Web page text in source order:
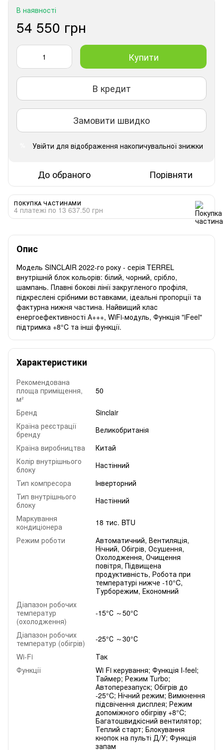
В наявності
54 550 грн
Купити
В кредит
Замовити швидко
Увійти для відображення накопичувальної знижки
До обраного Порівняти
ПОКУПКА ЧАСТИНАМИ
4 платежі по 13 637.50 грн
Опис
Модель SINCLAIR 2022-го року - серія TERREL
внутрішній блок кольорів: білий, чорний, срібло,
шампань. Плавні бокові лінії закругленого профіля,
підкреслені срібними вставками, ідеальні пропорції та
фактурна нижня частина. Найвищий клас
енергоефективності А+++, WiFi-модуль, Функція "iFeel"
підтримка +8°C та інші функції.
Характеристики
Рекомендована
площа приміщення,
м²
50
Бренд
Sinclair
Країна реєстрації
бренду
Великобританія
Країна виробництва
Китай
Колір внутрішнього
блоку
Настінний
Тип компресора
Інверторний
Тип внутрішнього
блоку
Настінний
Маркування
кондиціонера
18 тис. BTU
Режим роботи
Автоматичний, Вентиляція,
Нічний, Обігрів, Осушення,
Охолодження, Очищення
повітря, Підвищена
продуктивність, Робота при
температурі нижче -10°C,
Турборежим, Економний
Діапазон робочих
температур
(охолодження)
-15°С ～50°С
Діапазон робочих
температур (обігрів)
-25°С ～30°С
Wi-Fi
Так
Функції
Wi Fi керування; Функція I-feel;
Таймер; Режим Turbo;
Автоперезапуск; Обігрів до
-25°C; Нічний режим; Вимкнення
підсвічення дисплея; Режим
допоміжного обігріву +8°C;
Багатошвидкісний вентилятор;
Теплий старт; Блокування
кнопок на пульті Д/У; Функція
запам